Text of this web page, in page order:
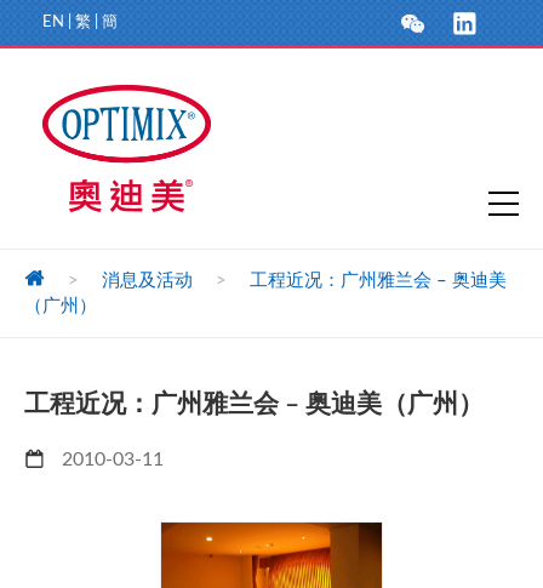
EN 繁 簡
> 消息及活动 >
工程近况：广州雅兰会 – 奥迪美
（广州）
工程近况：广州雅兰会 – 奥迪美（广州）
2010-03-11